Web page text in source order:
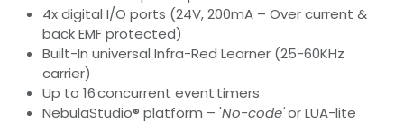
4x digital I/O ports (24V, 200mA – Over current &
back EMF protected)
Built-In universal Infra-Red Learner (25-60KHz
carrier)
Up to 16 concurrent event timers
NebulaStudio® platform – 'No-code'or LUA-lite